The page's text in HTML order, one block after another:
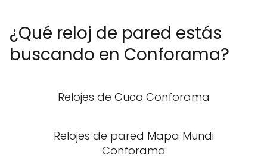
¿Qué reloj de pared estás
buscando en Conforama?
Relojes de Cuco Conforama
Relojes de pared Mapa Mundi
Conforama